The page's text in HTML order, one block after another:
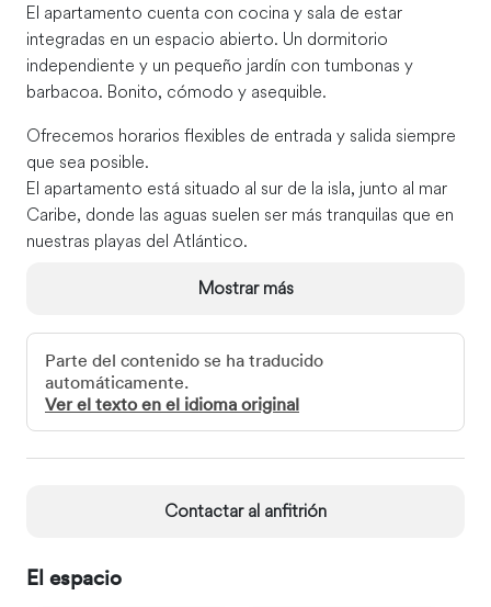
El apartamento cuenta con cocina y sala de estar
integradas en un espacio abierto. Un dormitorio
independiente y un pequeño jardín con tumbonas y
barbacoa. Bonito, cómodo y asequible.
Ofrecemos horarios flexibles de entrada y salida siempre
que sea posible.
El apartamento está situado al sur de la isla, junto al mar
Caribe, donde las aguas suelen ser más tranquilas que en
nuestras playas del Atlántico.
aventura llena de diversión desde la comodidad de tu
coche.
Ofrecemos un directorio de restaurantes, números de
un coche. Podemos recomendarle un servicio que le
Mostrar más
Parte del contenido se ha traducido
automáticamente.
Ver el texto en el idioma original
Contactar al anfitrión
El espacio